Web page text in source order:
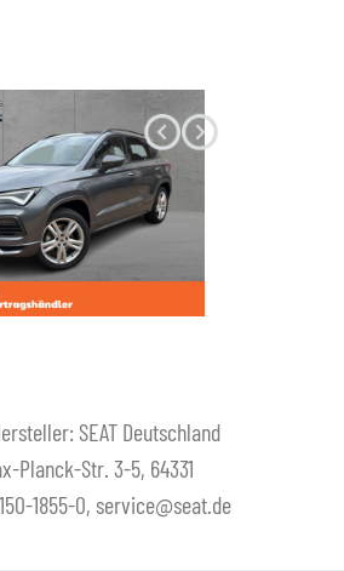
SEAT Deutschland
Planck-Str. 3-5, 64331
1855-0, service@seat.de